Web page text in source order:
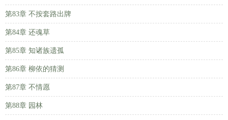
第83章 不按套路出牌
第84章 还魂草
第85章 知诸族遗孤
第86章 柳依的猜测
第87章 不情愿
第88章 园林